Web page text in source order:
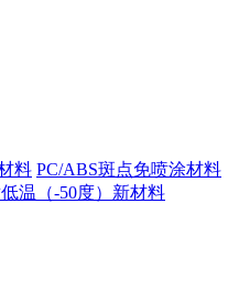
料 PC/ABS斑点免喷涂材料
温（-50度）新材料